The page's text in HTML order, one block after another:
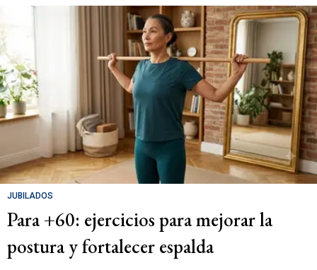
JUBILADOS
Para +60: ejercicios para mejorar la
postura y fortalecer espalda